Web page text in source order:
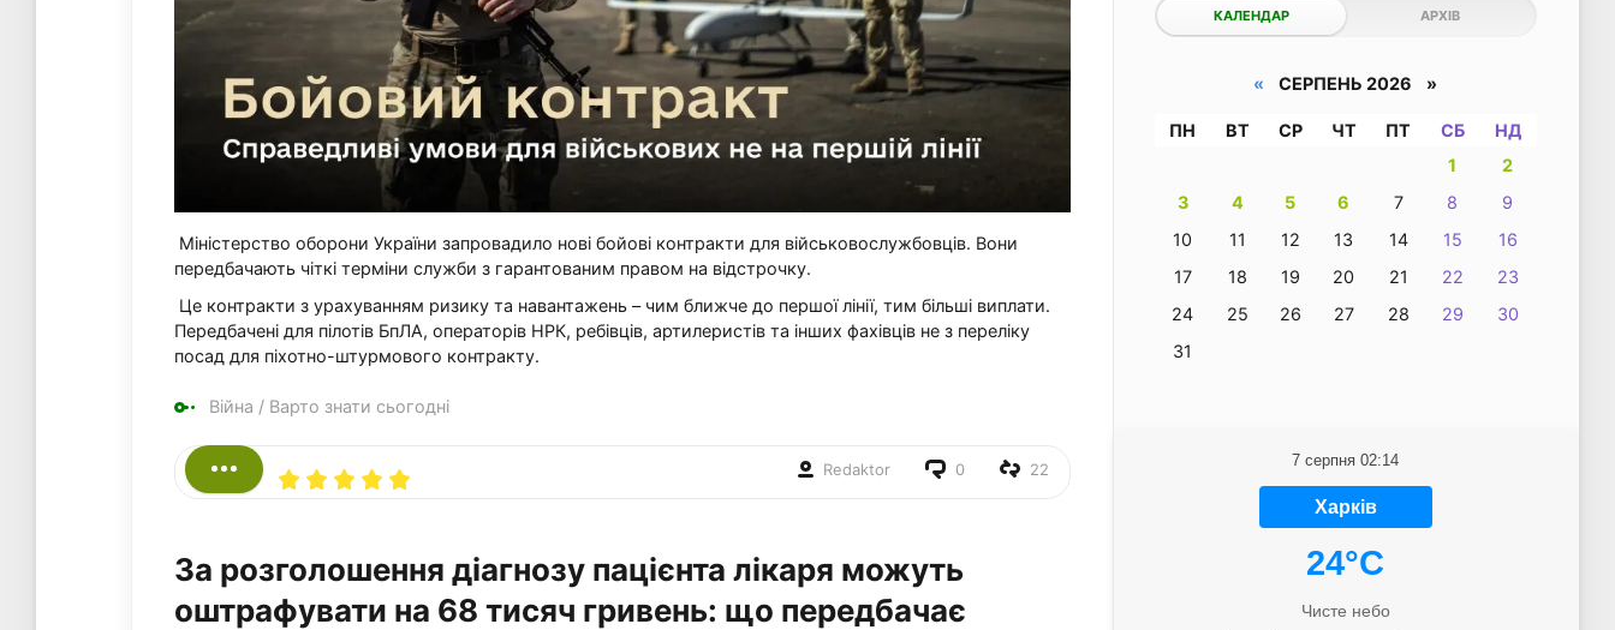
Міністерство оборони України запровадило нові бойові контракти для військовослужбовців. Вони
передбачають чіткі терміни служби з гарантованим правом на відстрочку.
Це контракти з урахуванням ризику та навантажень – чим ближче до першої лінії, тим більші виплати.
Передбачені для пілотів БпЛА, операторів НРК, ребівців, артилеристів та інших фахівців не з переліку
посад для піхотно-штурмового контракту.
Війна / Варто знати сьогодні
Redaktor 0 22
За розголошення діагнозу пацієнта лікаря можуть
оштрафувати на 68 тисяч гривень: що передбачає
КАЛЕНДАР АРХІВ
« СЕРПЕНЬ 2026 »
ПН ВТ СР ЧТ ПТ СБ
НД
1
2
3
4 5 6 7 8
9
10
11 12 13 14 15
16
17
18 19 20 21 22
23
24
25 26 27 28 29
30
31
7 серпня 02:14
Харків
24°C
Чисте небо